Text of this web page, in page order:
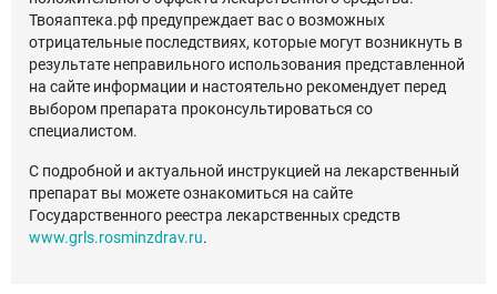
Твояаптека.рф предупреждает вас о возможных
отрицательные последствиях, которые могут возникнуть в
результате неправильного использования представленной
на сайте информации и настоятельно рекомендует перед
выбором препарата проконсультироваться со
специалистом.
С подробной и актуальной инструкцией на лекарственный
препарат вы можете ознакомиться на сайте
Государственного реестра лекарственных средств
www.grls.rosminzdrav.ru.